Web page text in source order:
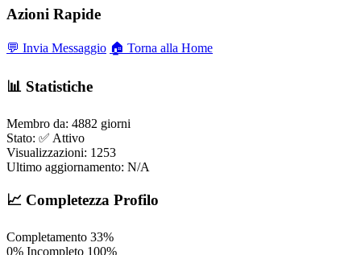
Azioni Rapide
💬 Invia Messaggio 🏠 Torna alla Home
📊 Statistiche
Membro da: 4882 giorni
Stato: ✅ Attivo
Visualizzazioni: 1253
Ultimo aggiornamento: N/A
📈 Completezza Profilo
Completamento 33%
0% Incompleto 100%